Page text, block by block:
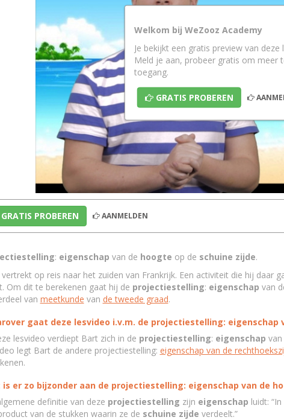
Welkom bij WeZooz Academy
Je bekijkt een gratis preview van deze
Meld je aan, probeer gratis om meer
toegang.
GRATIS PROBEREN
PROBEREN AANMELDEN
: eigenschap van de hoogte op de schuine zijde.
vertrekt op reis naar het zuiden van Frankrijk. Een activiteit die hij daar
Om dit te berekenen gaat hij de projectiestelling: eigenschap van
van meetkunde van de tweede graad.
gaat deze lesvideo i.v.m. de projectiestelling: eigenschap
lesvideo verdiept Bart zich in de projectiestelling: eigenschap van
legt Bart de andere projectiestelling: eigenschap van de
is er zo bijzonder aan de projectiestelling: eigenschap van de
definitie van deze projectiestelling zijn eigenschap luidt:
van de stukken waarin ze de schuine zijde verdeelt.”